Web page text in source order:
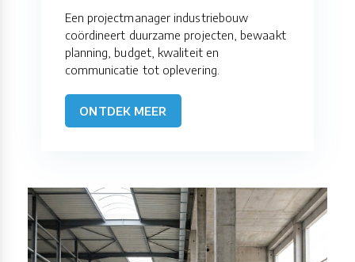
Een projectmanager industriebouw
coördineert duurzame projecten, bewaakt
planning, budget, kwaliteit en
communicatie tot oplevering.
ONTDEK MEER